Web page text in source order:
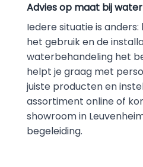
Advies op maat bij
Iedere situatie is
het gebruik en de
waterbehandeling het
helpt je graag met
juiste producten en
assortiment online of
showroom in
begeleiding.